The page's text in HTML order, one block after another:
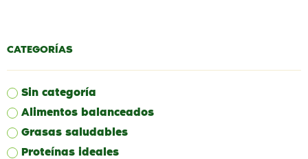
CATEGORÍAS
Sin categoría
Alimentos balanceados
Grasas saludables
Proteínas ideales